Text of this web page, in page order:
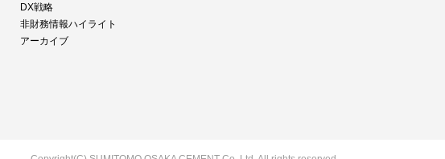
DX戦略
⾮財務情報ハイライト
アーカイブ